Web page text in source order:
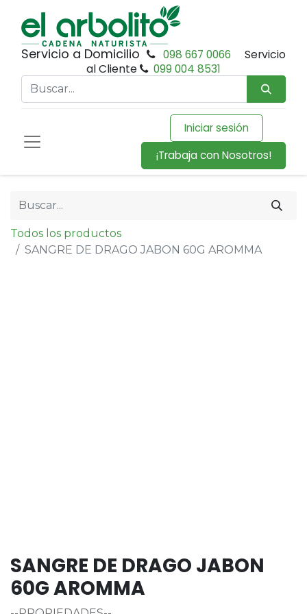
Servicio a Domicilio 098 667 0066
Servicio
al Cliente
099 004 8531
Iniciar sesión
¡Trabaja con Nosotros!
Todos los productos
SANGRE DE DRAGO JABON 60G AROMMA
SANGRE DE DRAGO JABON
60G AROMMA